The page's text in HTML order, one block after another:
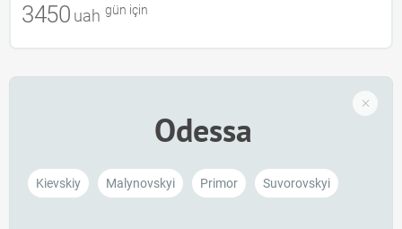
3450 uah gün için
Odessa
Kievskiy Malynovskyi Primor Suvorovskyi